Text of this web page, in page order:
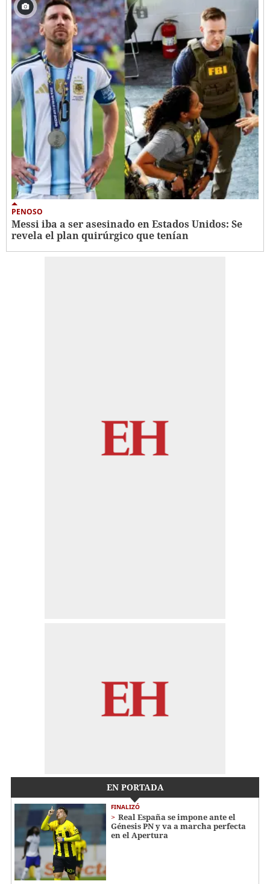
PENOSO
Messi iba a ser asesinado en Estados Unidos: Se
revela el plan quirúrgico que tenían
EN PORTADA
FINALIZÓ
Real España se impone ante el
Génesis PN y va a marcha perfecta
en el Apertura